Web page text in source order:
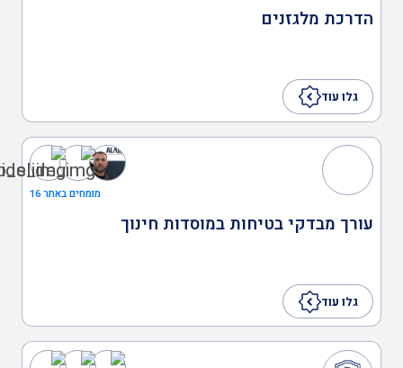
יועץ בטיחות בתנועה
יועץ בידוד בניה ירוקה
יועץ ISO 45001
יועץ ISO 9001
הדרכת מלגזנים
גלו עוד
מומחים באתר 16
עורך מבדקי בטיחות במוסדות חינוך
גלו עוד